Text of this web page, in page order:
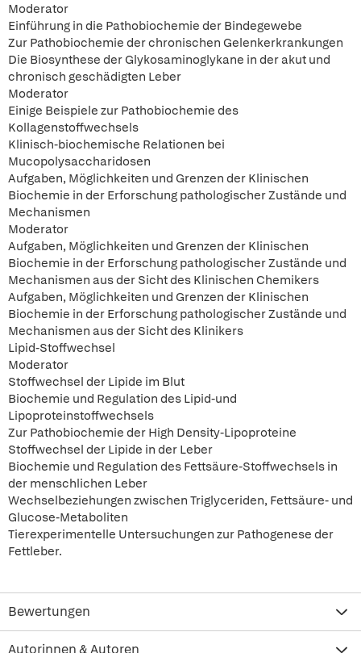
Moderator
Einführung in die Pathobiochemie der Bindegewebe
Zur Pathobiochemie der chronischen Gelenkerkrankungen
Die Biosynthese der Glykosaminoglykane in der akut und
chronisch geschädigten Leber
Moderator
Einige Beispiele zur Pathobiochemie des
Kollagenstoffwechsels
Klinisch-biochemische Relationen bei
Mucopolysaccharidosen
Aufgaben, Möglichkeiten und Grenzen der Klinischen
Biochemie in der Erforschung pathologischer Zustände und
Mechanismen
Moderator
Aufgaben, Möglichkeiten und Grenzen der Klinischen
Biochemie in der Erforschung pathologischer Zustände und
Mechanismen aus der Sicht des Klinischen Chemikers
Aufgaben, Möglichkeiten und Grenzen der Klinischen
Biochemie in der Erforschung pathologischer Zustände und
Mechanismen aus der Sicht des Klinikers
Lipid-Stoffwechsel
Moderator
Stoffwechsel der Lipide im Blut
Biochemie und Regulation des Lipid-und
Lipoproteinstoffwechsels
Zur Pathobiochemie der High Density-Lipoproteine
Stoffwechsel der Lipide in der Leber
Biochemie und Regulation des Fettsäure-Stoffwechsels in
der menschlichen Leber
Wechselbeziehungen zwischen Triglyceriden, Fettsäure- und
Glucose-Metaboliten
Tierexperimentelle Untersuchungen zur Pathogenese der
Fettleber.
Bewertungen
Autorinnen & Autoren